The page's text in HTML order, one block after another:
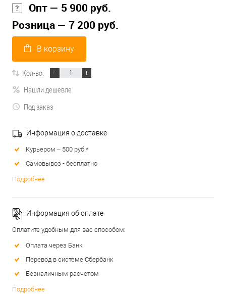
Опт — 5 900 руб.
Розница — 7 200 руб.
В корзину
Кол-во:
Нашли дешевле
Под заказ
Информация о доставке
Курьером – 500 руб.*
Самовывоз - бесплатно
Подробнее
Информация об оплате
Оплатите удобным для вас способом:
Оплата через Банк
Перевод в системе Сбербанк
Безналичным расчетом
Подробнее